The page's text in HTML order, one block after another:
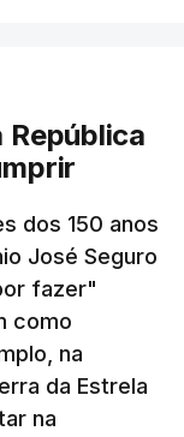
República
dos 150 anos
José Seguro
fazer"
como
na
da Estrela
na